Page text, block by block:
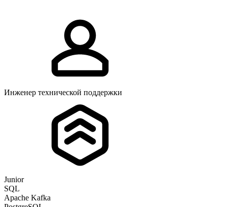
Инженер технической поддержки
Junior
SQL
Apache Kafka